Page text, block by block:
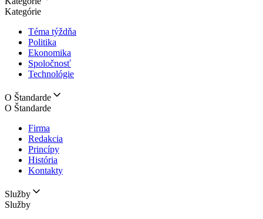
Kategórie
Téma týždňa
Politika
Ekonomika
Spoločnosť
Technológie
O Štandarde
O Štandarde
Firma
Redakcia
Princípy
História
Kontakty
Služby
Služby